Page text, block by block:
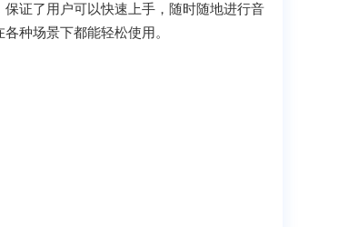
证了用户可以快速上手，随时随地进行音
种场景下都能轻松使用。